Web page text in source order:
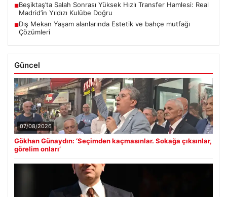
■Beşiktaş’ta Salah Sonrası Yüksek Hızlı Transfer Hamlesi: Real
Madrid’in Yıldızı Kulübe Doğru
■Dış Mekan Yaşam alanlarında Estetik ve bahçe mutfağı
Çözümleri
Güncel
07/08/2026
Gökhan Günaydın: ‘Seçimden kaçmasınlar. Sokağa çıksınlar,
görelim onları’